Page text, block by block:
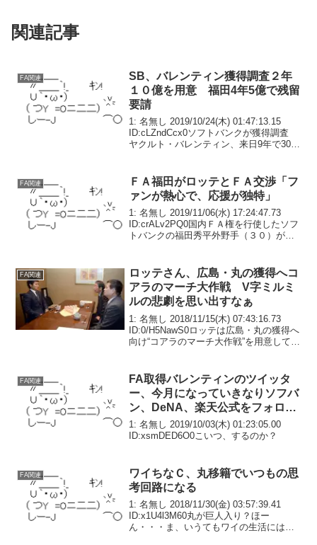
関連記事
FA関連
SB、バレンティン獲得調査２年
１０億を用意 福田4年5億で残留
要請
1: 名無し 2019/10/24(木) 01:47:13.15
ID:cLZndCcx0ソフトバンクが獲得調査
ヤクルト・バレンティン、来日9年で30発
FA関連
ＦＡ福田がロッテとＦＡ交渉「フ
ァンが熱心で、応援が独特」
1: 名無し 2019/11/06(水) 17:24:47.73
ID:crALv2PQ0国内ＦＡ権を行使したソフ
トバンクの福田秀平外野手（３０）が６
い評価を受けたとい...
FA関連
ロッテさん、広島・丸の獲得へコ
アラのマーチ大作戦 V字ミルミ
ルの悲劇を思い出すなぁ
1: 名無し 2018/11/15(木) 07:43:16.73
ID:0/H5NawS0ロッテは広島・丸の獲得へ
向け“コアラのマーチ大作戦”を用意してい
る。お菓子が嫌い...
FA関連
FA取得バレンティンのツイッタ
ー、今月になっていきなりソフバ
ン、DeNA、楽天公式をフォロー
する
1: 名無し 2019/10/03(木) 01:23:05.00
ID:xsmDED6O0こいつ、するのか？
FA関連
ワイちなＣ、丸移籍でいつもの思
考回路になる
1: 名無し 2018/11/30(金) 03:57:39.41
ID:x1U4l3M60丸が巨人入り？ほー
ん・・・ま、いうてもワイの生活には関